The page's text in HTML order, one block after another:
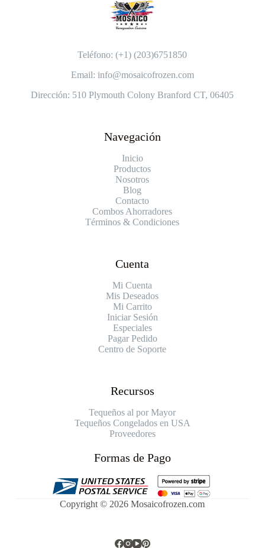
Teléfono: (+1) (203)6751850
Email: info@mosaicofrozen.com
Dirección: 510 Plymouth Colony Branford CT, 06405
Navegación
Inicio
Productos
Nosotros
Blog
Contacto
Combos Ahorradores
Términos & Condiciones
Cuenta
Mi Cuenta
Mis Deseados
Mi Carrito
Iniciar Sesión
Especiales
Pagar Pedido
Centro de Soporte
Recursos
Tequeños al por Mayor
Tequeños Congelados en USA
Proveedores
Formas de Pago
Copyright © 2026 Mosaicofrozen.com